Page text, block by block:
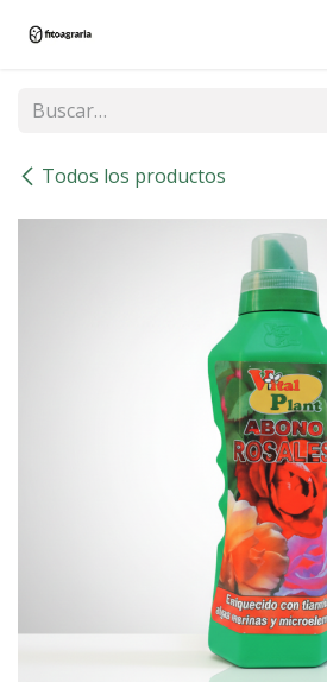
Todos los productos